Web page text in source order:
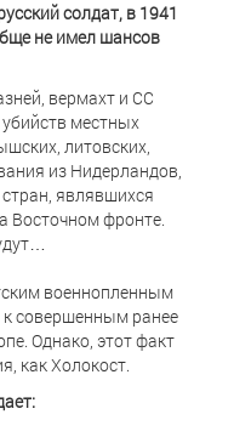
солдат, в 1941
не имел шансов
вермахт и СС
местных
литовских,
из Нидерландов,
являвшихся
Восточном фронте.
военнопленным
к совершенным ранее
Однако, этот факт
как Холокост.